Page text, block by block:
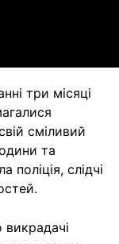
три місяці
сміливий
та
слідчі
викрадачі